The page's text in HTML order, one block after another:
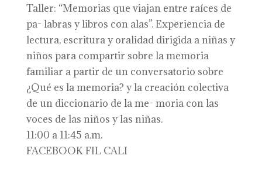
Taller: “Memorias que viajan entre raíces de
pa- labras y libros con alas”. Experiencia de
lectura, escritura y oralidad dirigida a niñas y
niños para compartir sobre la memoria
familiar a partir de un conversatorio sobre
¿Qué es la memoria? y la creación colectiva
de un diccionario de la me- moria con las
voces de las niños y las niñas.
11:00 a 11:45 a.m.
FACEBOOK FIL CALI